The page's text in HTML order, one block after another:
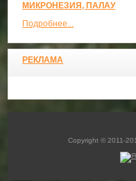
МИКРОНЕЗИЯ, ПАЛАУ
Подробнее...
РЕКЛАМА
Copyright © 2011-